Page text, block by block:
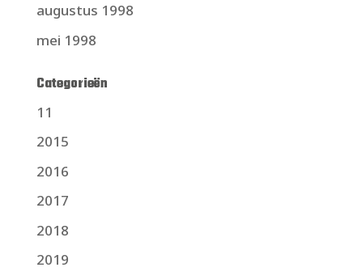
augustus 1998
mei 1998
Categorieën
11
2015
2016
2017
2018
2019